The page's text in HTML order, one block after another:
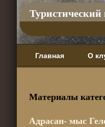
Туристический
Главная О
Материалы
Адрасан- мыс